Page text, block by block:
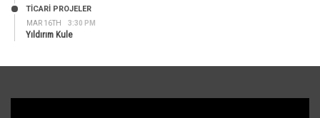
MAR 16TH 3:30 PM
TİCARİ PROJELER
Yıldırım Kule